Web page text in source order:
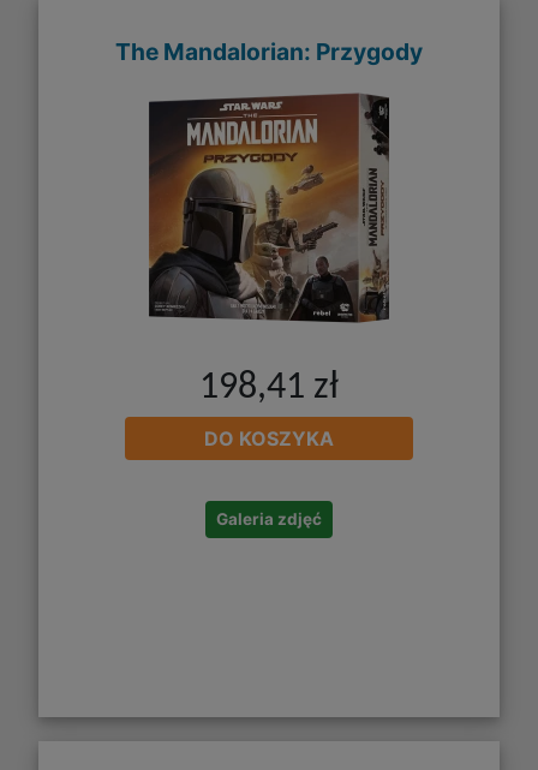
The Mandalorian: Przygody
198,41 zł
DO KOSZYKA
Galeria zdjęć